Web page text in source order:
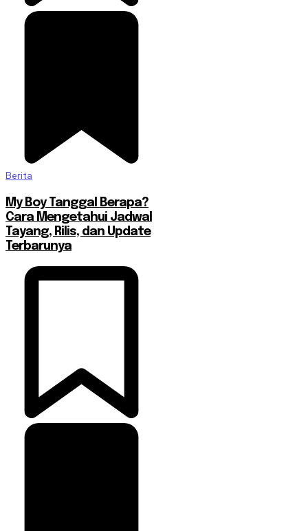
Berita
My Boy Tanggal Berapa?
Cara Mengetahui Jadwal
Tayang, Rilis, dan Update
Terbarunya